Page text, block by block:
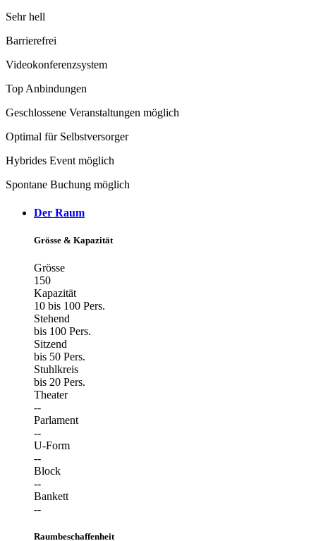
Sehr hell
Barrierefrei
Videokonferenzsystem
Top Anbindungen
Geschlossene Veranstaltungen möglich
Optimal für Selbstversorger
Hybrides Event möglich
Spontane Buchung möglich
Der Raum
Grösse & Kapazität
Grösse
150
Kapazität
10 bis 100 Pers.
Stehend
bis 100 Pers.
Sitzend
bis 50 Pers.
Stuhlkreis
bis 20 Pers.
Theater
--
Parlament
--
U-Form
--
Block
--
Bankett
--
Raumbeschaffenheit